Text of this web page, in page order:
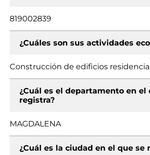
819002839
¿Cuáles son sus actividades
Construcción de edificios
¿Cuál es el departamento en el
registra?
MAGDALENA
¿Cuál es la ciudad en el que se